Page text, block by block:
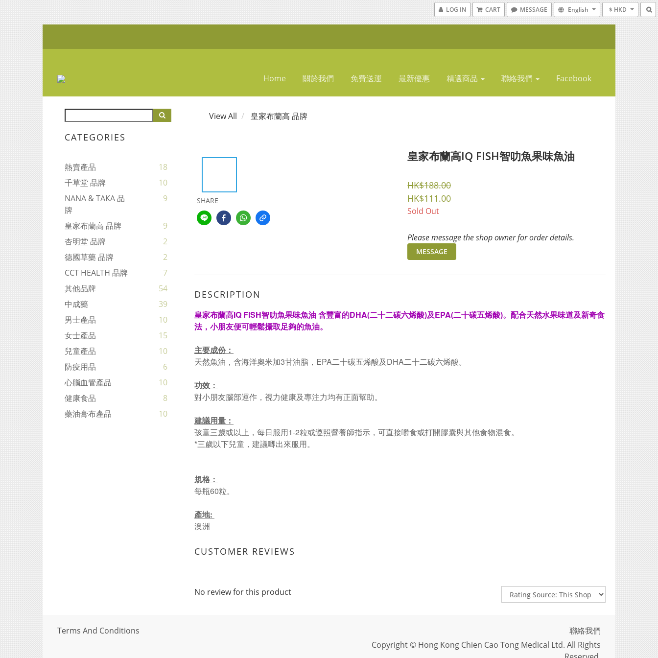
LOG IN CART MESSAGE English $ HKD
Home 關於我們 免費送運 最新優惠 精選商品 聯絡我們 Facebook
CATEGORIES
熱賣產品
18
千草堂 品牌
10
NANA & TAKA 品
牌
9
皇家布蘭高 品牌
9
杏明堂 品牌
2
德國草藥 品牌
2
CCT HEALTH 品牌
7
其他品牌
54
中成藥
39
男士產品
10
女士產品
15
兒童產品
10
防疫用品
6
心腦血管產品
10
健康食品
8
藥油膏布產品
10
View All 皇家布蘭高 品牌
SHARE
皇家布蘭高IQ FISH智叻魚果味魚油
HK$188.00
HK$111.00
Sold Out
Please message the shop owner for order details.
MESSAGE
DESCRIPTION
皇家布蘭高IQ FISH智叻魚果味魚油 含豐富的DHA(二十二碳六烯酸)及EPA(二十碳五烯酸)。配合天然水果味道及新奇食
法，小朋友便可輕鬆攝取足夠的魚油。
主要成份：
天然魚油，含海洋奧米加3甘油脂，EPA二十碳五烯酸及DHA二十二碳六烯酸。
功效：
對小朋友腦部運作，視力健康及專注力均有正面幫助。
建議用量：
孩童三歲或以上，每日服用1-2粒或遵照營養師指示，可直接嚼食或打開膠囊與其他食物混食。
*三歲以下兒童，建議唧出來服用。
規格：
每瓶60粒。
產地:
澳洲
CUSTOMER REVIEWS
No review for this product
Terms And Conditions
聯絡我們
Copyright © Hong Kong Chien Cao Tong Medical Ltd. All Rights